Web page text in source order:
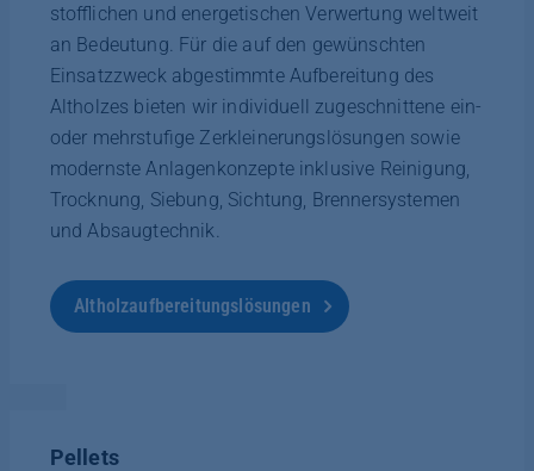
stofflichen und energetischen Verwertung weltweit
an Bedeutung. Für die auf den gewünschten
Einsatzzweck abgestimmte Aufbereitung des
Altholzes bieten wir individuell zugeschnittene ein-
oder mehrstufige Zerkleinerungslösungen sowie
modernste Anlagenkonzepte inklusive Reinigung,
Trocknung, Siebung, Sichtung, Brennersystemen
und Absaugtechnik.
Altholzaufbereitungslösungen
Pellets